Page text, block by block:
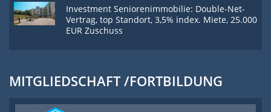
Investment Seniorenimmobilie: Double-Net-
Vertrag, top Standort, 3,5% index. Miete, 25.000
EUR Zuschuss
MITGLIEDSCHAFT /FORTBILDUNG